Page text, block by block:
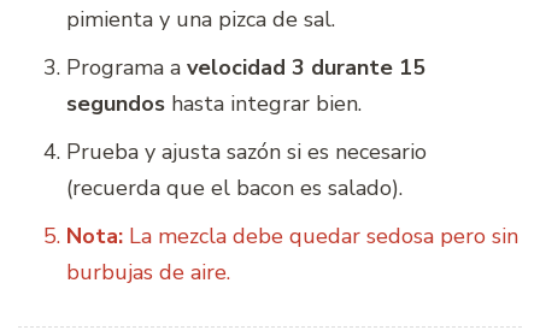
pimienta y una pizca de sal.
Programa a velocidad 3 durante 15
segundos hasta integrar bien.
Prueba y ajusta sazón si es necesario
(recuerda que el bacon es salado).
Nota: La mezcla debe quedar sedosa pero sin
burbujas de aire.